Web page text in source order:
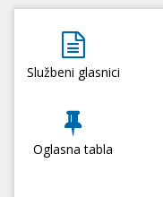
Službeni glasnici
Oglasna tabla